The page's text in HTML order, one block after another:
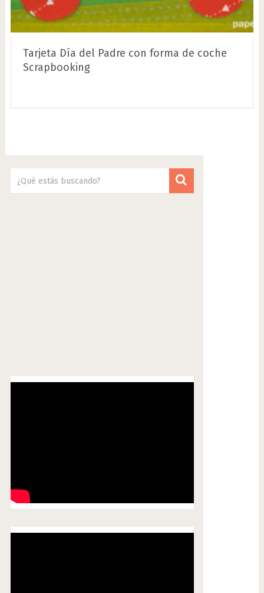
Tarjeta Día del Padre con forma de coche
Scrapbooking